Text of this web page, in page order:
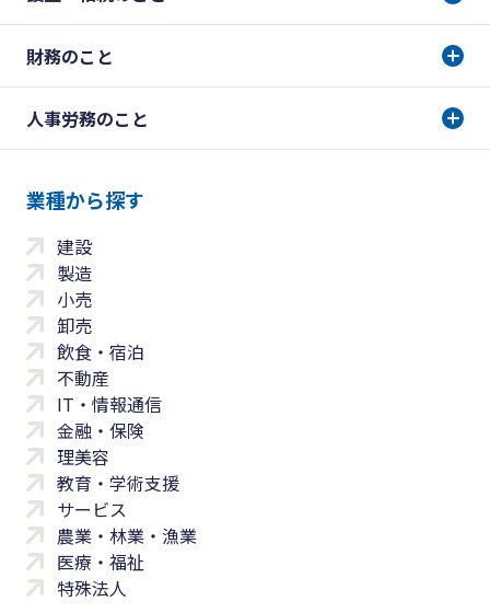
財務のこと
人事労務のこと
業種から探す
建設
製造
小売
卸売
飲食・宿泊
不動産
IT・情報通信
金融・保険
理美容
教育・学術支援
サービス
農業・林業・漁業
医療・福祉
特殊法人